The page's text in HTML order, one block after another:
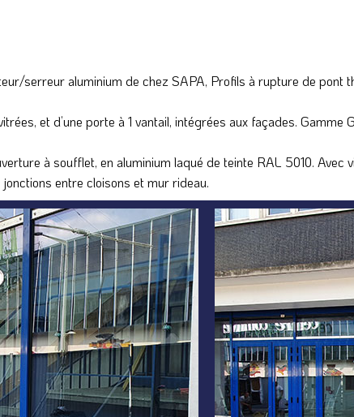
serreur aluminium de chez SAPA, Profils à rupture de pont
et d’une porte à 1 vantail, intégrées aux façades.
à soufflet, en aluminium laqué de teinte RAL 5010.
entre cloisons et mur rideau.